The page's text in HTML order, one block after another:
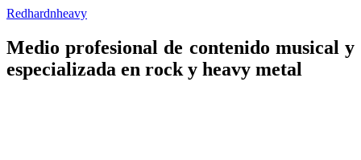
Redhardnheavy
Medio profesional de contenido musical y
especializada en rock y heavy metal